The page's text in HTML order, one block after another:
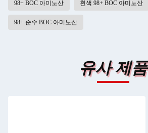
98+ BOC 아미노산 흰색 98+ BOC 아미노산
98+ 순수 BOC 아미노산
유사 제품